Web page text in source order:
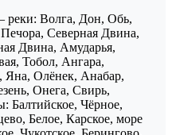
Волга, Дон, Обь,
Северная Двина,
Двина, Амударья,
Тобол, Ангара,
Яна, Олёнек, Анабар,
Онега, Свирь,
Балтийское, Чёрное,
Белое, Карское, море